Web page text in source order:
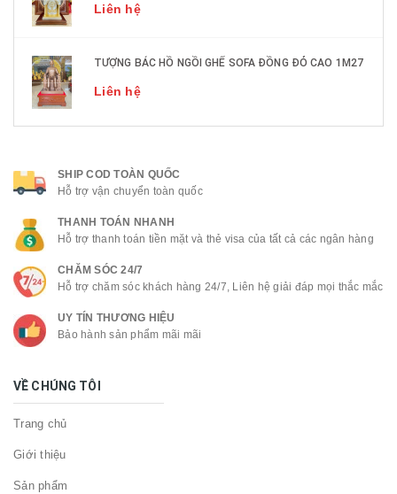
Liên hệ
TƯỢNG BÁC HỒ NGỒI GHẾ SOFA ĐỒNG ĐỎ CAO 1M27
Liên hệ
SHIP COD TOÀN QUỐC
Hỗ trợ vận chuyển toàn quốc
THANH TOÁN NHANH
Hỗ trợ thanh toán tiền mặt và thẻ visa của tất cả các ngân hàng
CHĂM SÓC 24/7
Hỗ trợ chăm sóc khách hàng 24/7, Liên hệ giải đáp mọi thắc mắc
UY TÍN THƯƠNG HIỆU
Bảo hành sản phẩm mãi mãi
VỀ CHÚNG TÔI
Trang chủ
Giới thiệu
Sản phẩm